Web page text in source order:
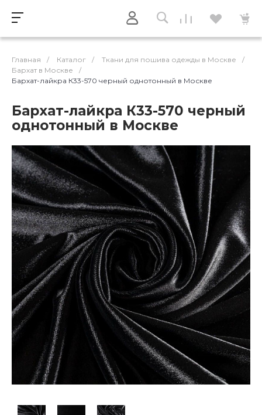
Главная / Каталог / Ткани для пошива одежды в Москве
/
Бархат в Москве
/
Бархат-лайкра К33-570 черный однотонный в Москве
Бархат-лайкра К33-570 черный
однотонный в Москве